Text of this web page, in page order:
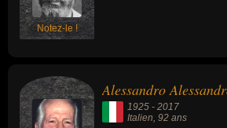
Notez-le !
Alessandro
1925 - 2017
Italien, 92 ans